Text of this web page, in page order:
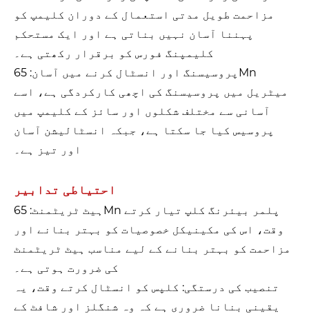
مزاحمت طویل مدتی استعمال کے دوران کلیمپ کو
پہننا آسان نہیں بناتی ہے اور ایک مستحکم
کلیمپنگ فورس کو برقرار رکھتی ہے۔
پروسیسنگ اور انسٹال کرنے میں آسان: 65Mn
میٹریل میں پروسیسنگ کی اچھی کارکردگی ہے، اسے
آسانی سے مختلف شکلوں اور سائز کے کلیمپ میں
پروسیس کیا جا سکتا ہے، جبکہ انسٹالیشن آسان
اور تیز ہے۔
احتیاطی تدابیر
ہیٹ ٹریٹمنٹ: 65Mn پلمر بیئرنگ کلپ تیار کرتے
وقت، اس کی مکینیکل خصوصیات کو بہتر بنانے اور
مزاحمت کو بہتر بنانے کے لیے مناسب ہیٹ ٹریٹمنٹ
کی ضرورت ہوتی ہے۔
تنصیب کی درستگی: کلپس کو انسٹال کرتے وقت، یہ
یقینی بنانا ضروری ہے کہ وہ شنگلز اور شافٹ کے